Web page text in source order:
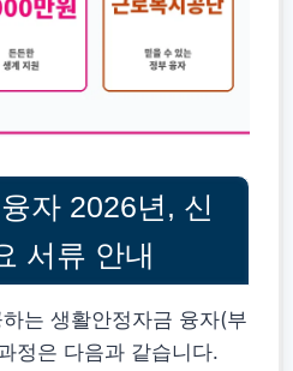
자 2026년, 신
서류 안내
는 생활안정자금 융자(부
정은 다음과 같습니다.